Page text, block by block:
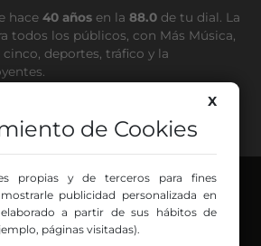
hace 40 años en la 88.0 de tu dial. La
todos los públicos, con Más Música,
deportes, tráfico y la
VOCES
Agurtzane
Belén Ollero
X
de Cookies
propias y de terceros para fines
publicidad personalizada en
a partir de sus hábitos de
páginas visitadas).